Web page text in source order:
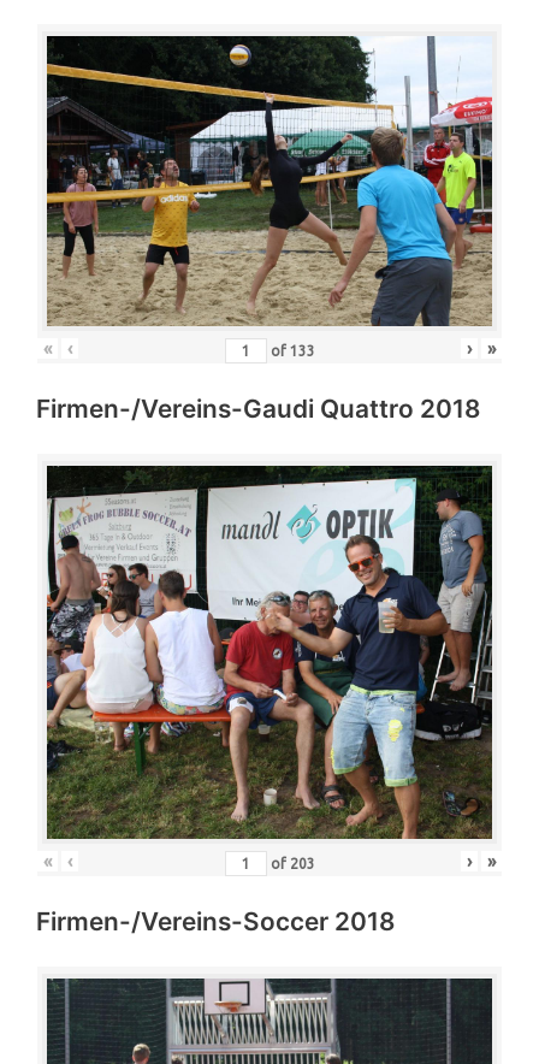
« ‹ of 133 › »
Firmen-/Vereins-Gaudi Quattro 2018
« ‹ of 203 › »
Firmen-/Vereins-Soccer 2018